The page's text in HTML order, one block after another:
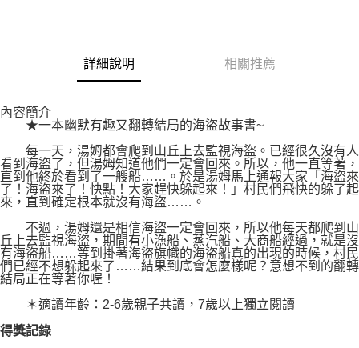
博客來商品配送方式
每筆NT$80，滿NT$1,000(含以上)免運費
詳細說明 相關推薦
內容簡介
★一本幽默有趣又翻轉結局的海盜故事書~
每一天，湯姆都會爬到山丘上去監視海盜。已經很久沒有人
看到海盜了，但湯姆知道他們一定會回來。所以，他一直等著，
直到他終於看到了一艘船……。於是湯姆馬上通報大家「海盜來
了！海盜來了！快點！大家趕快躲起來！」村民們飛快的躲了起
來，直到確定根本就沒有海盜……。
不過，湯姆還是相信海盜一定會回來，所以他每天都爬到山
丘上去監視海盜，期間有小漁船、蒸汽船、大商船經過，就是沒
有海盜船……等到掛著海盜旗幟的海盜船真的出現的時候，村民
們已經不想躲起來了……結果到底會怎麼樣呢？意想不到的翻轉
結局正在等著你喔！
＊適讀年齡：2-6歲親子共讀，7歲以上獨立閱讀
得獎記錄